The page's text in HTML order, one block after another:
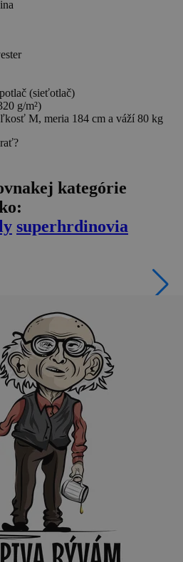
(sieťotlač)
g/m²)
M, meria 184 cm a váží 80 kg
kategórie
superhrdinovia